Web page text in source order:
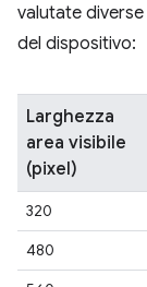
valutate
del dispositivo:
Larghezza
area visibile
(pixel)
320
480